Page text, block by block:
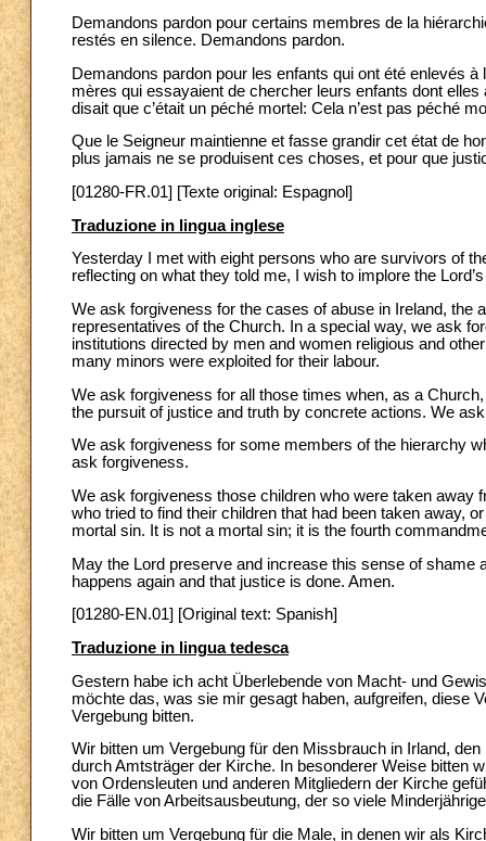
Demandons pardon pour certains membres de la
restés en silence. Demandons pardon.
Demandons pardon pour les enfants qui ont été enlevés
mères qui essayaient de chercher leurs enfants dont
disait que c’était un péché mortel: Cela n’est pas péché
Que le Seigneur maintienne et fasse grandir cet état de
plus jamais ne se produisent ces choses, et pour que
[01280-FR.01] [Texte original: Espagnol]
Traduzione in lingua inglese
Yesterday I met with eight persons who are survivors of
reflecting on what they told me, I wish to implore the
We ask forgiveness for the cases of abuse in Ireland, the
representatives of the Church. In a special way, we ask
institutions directed by men and women religious and
many minors were exploited for their labour.
We ask forgiveness for all those times when, as a
the pursuit of justice and truth by concrete actions. We
We ask forgiveness for some members of the hierarchy
ask forgiveness.
We ask forgiveness those children who were taken
who tried to find their children that had been taken away,
mortal sin. It is not a mortal sin; it is the fourth
May the Lord preserve and increase this sense of shame
happens again and that justice is done. Amen.
[01280-EN.01] [Original text: Spanish]
Traduzione in lingua tedesca
Gestern habe ich acht Überlebende von Macht- und
möchte das, was sie mir gesagt haben, aufgreifen, diese
Vergebung bitten.
Wir bitten um Vergebung für den Missbrauch in Irland,
durch Amtsträger der Kirche. In besonderer Weise bitten
von Ordensleuten und anderen Mitgliedern der Kirche
die Fälle von Arbeitsausbeutung, der so viele
Wir bitten um Vergebung für die Male, in denen wir als